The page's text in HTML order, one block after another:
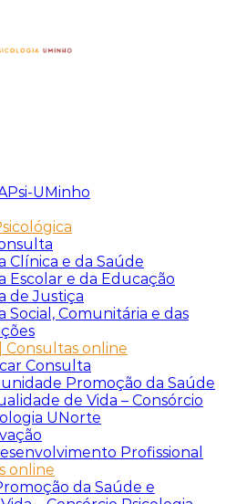
UMinho
Clínica e da Saúde
Escolar e da Educação
de Justiça
Social, Comunitária e das
Consultas online
Consulta
Promoção da Saúde
de Vida – Consórcio
UNorte
Profissional
online
da Saúde e